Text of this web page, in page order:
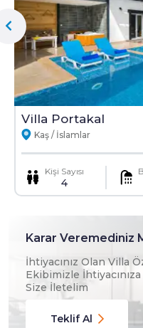
Hasar Depozitosu :
5.000 TL
%20
Elektrik Kullanımı
Villa Portakal
Kaş / İslamlar
Kişi Sayısı
4
Karar Veremediniz
İhtiyacınız Olan Villa
Ekibimizle
Size İletelim
Teklif Al